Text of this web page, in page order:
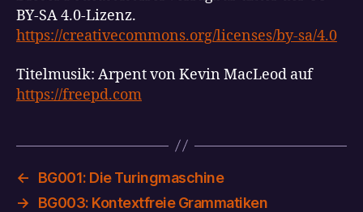
BY-SA 4.0-Lizenz.
https://creativecommons.org/licenses/by-sa/4.0
Titelmusik: Arpent von Kevin MacLeod auf
https://freepd.com
←
BG001: Die Turingmaschine
→
BG003: Kontextfreie Grammatiken